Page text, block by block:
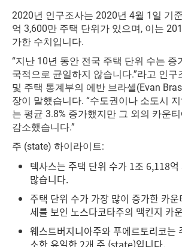
2020년 인구조사는 2020년 4월 1일 기
억 3,600만 주택 단위가 있으며, 이는
가한 수치입니다.
“지난 10년 동안 전국 주택 단위 수는 증
국적으로 균일하지 않습니다.”라고 인구
및 주택 통계부의 에반 브라셀(Evan
장이 말했습니다. “수도권이나 소도시
는 평균 3.8% 증가했지만 그 외의 카운
감소했습니다.”
주 (state) 하이라이트:
텍사스는 주택 단위 수가 1조 6,118
많습니다.
주택 단위 수가 가장 많이 증가한 카
세를 보인 노스다코타주의 맥킨지 카
웨스트버지니아주와 푸에르토리코는
소한 유일한 2개 주 (state)입니다.